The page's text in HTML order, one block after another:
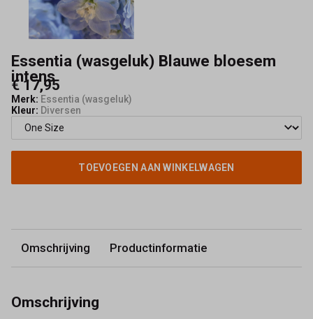
Essentia (wasgeluk) Blauwe bloesem
intens
€ 17,95
Merk: Essentia (wasgeluk)
Kleur: Diversen
TOEVOEGEN AAN WINKELWAGEN
Omschrijving Productinformatie
Omschrijving